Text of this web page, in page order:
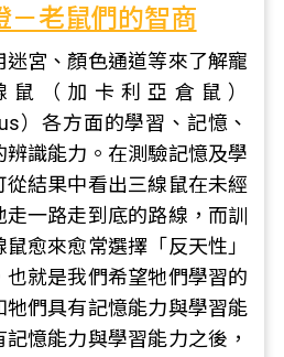
－老鼠們的智商
宮、顏色通道等來了解寵
（加卡利亞倉鼠）
）各方面的學習、記憶、
識能力。在測驗記憶及學
結果中看出三線鼠在未經
一路走到底的路線，而訓
愈來愈常選擇「反天性」
也就是我們希望牠們學習的
牠們具有記憶能力與學習能
憶能力與學習能力之後，